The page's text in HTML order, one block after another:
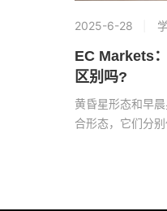
2025-6-28
EC Markets
区别吗?
黄昏星形态和早
合形态，它们分